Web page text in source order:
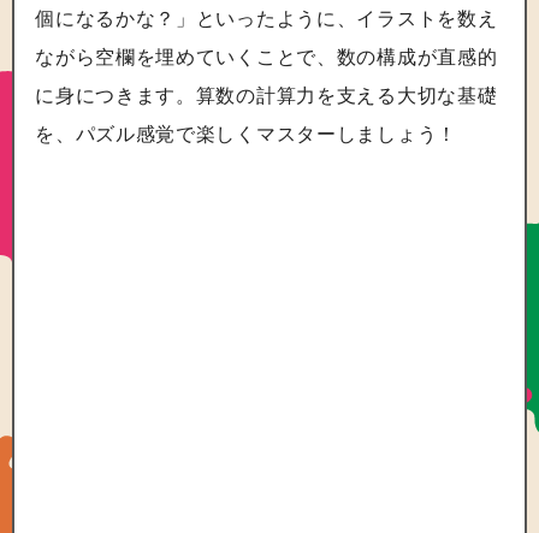
個になるかな？」といったように、イラストを数え
ながら空欄を埋めていくことで、数の構成が直感的
に身につきます。算数の計算力を支える大切な基礎
を、パズル感覚で楽しくマスターしましょう！